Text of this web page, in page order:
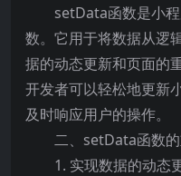
setData函数是小
数。它用于将数据从逻
据的动态更新和页面的
开发者可以轻松地更新
及时响应用户的操作。
二、setData函数
1. 实现数据的动态